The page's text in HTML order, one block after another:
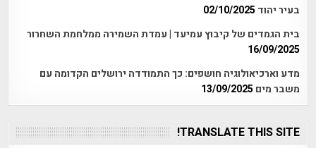
בעיר יהוד 02/10/2025
בית הגמדים של קיבוץ עמיעד | עמדת השמירה ממלחמת השחרור
16/09/2025
מדע וארכיאולוגיה חושפים: כך התמודדה ירושלים הקדומה עם
משבר מים 13/09/2025
TRANSLATE THIS SITE!